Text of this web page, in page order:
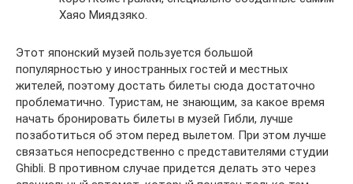
Хаяо Миядзяко.
Этот японский музей пользуется большой
популярностью у иностранных гостей и местных
жителей, поэтому достать билеты сюда достаточно
проблематично. Туристам, не знающим, за какое время
начать бронировать билеты в музей Гибли, лучше
позаботиться об этом перед вылетом. При этом лучше
связаться непосредственно с представителями студии
Ghibli. В противном случае придется делать это через